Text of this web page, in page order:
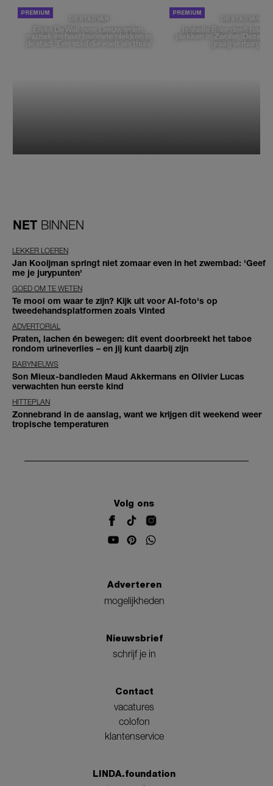
DE STAD VAN
Elske DeWall over Leeuwarden,
muziek en haar favoriete plekken in
de stad: 'Een stad die voelt als thuis'
DE STAD VAN
Isabelle Boer deelt haar
plekken in Zwolle: 'Deze
graag verborgen'
NET BINNEN
LEKKER LOEREN
Jan Kooijman springt niet zomaar even in het zwembad: 'Geef
me je jurypunten'
GOED OM TE WETEN
Te mooi om waar te zijn? Kijk uit voor AI-foto's op
tweedehandsplatformen zoals Vinted
ADVERTORIAL
Praten, lachen én bewegen: dit event doorbreekt het taboe
rondom urineverlies – en jij kunt daarbij zijn
BABYNIEUWS
Son Mieux-bandleden Maud Akkermans en Olivier Lucas
verwachten hun eerste kind
HITTEPLAN
Zonnebrand in de aanslag, want we krijgen dit weekend weer
tropische temperaturen
Volg ons
Adverteren
mogelijkheden
Nieuwsbrief
schrijf je in
Contact
vacatures
colofon
klantenservice
LINDA.foundation